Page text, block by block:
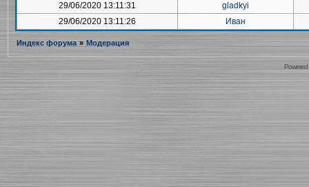
29/06/2020 13:11:31
gladkyi
29/06/2020 13:11:26
Иван
Индекс форума » Модерация